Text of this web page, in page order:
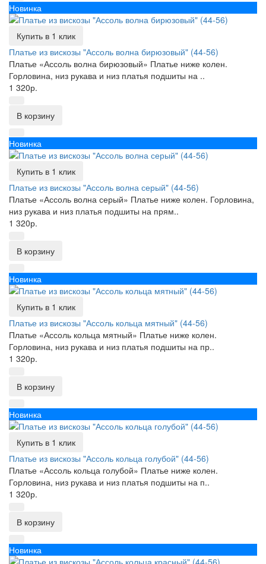
Новинка
Купить в 1 клик
Платье из вискозы "Ассоль волна бирюзовый" (44-56)
Платье «Ассоль волна бирюзовый» Платье ниже колен.
Горловина, низ рукава и низ платья подшиты на ..
1 320р.
В корзину
Новинка
Купить в 1 клик
Платье из вискозы "Ассоль волна серый" (44-56)
Платье «Ассоль волна серый» Платье ниже колен. Горловина,
низ рукава и низ платья подшиты на прям..
1 320р.
В корзину
Новинка
Купить в 1 клик
Платье из вискозы "Ассоль кольца мятный" (44-56)
Платье «Ассоль кольца мятный» Платье ниже колен.
Горловина, низ рукава и низ платья подшиты на пр..
1 320р.
В корзину
Новинка
Купить в 1 клик
Платье из вискозы "Ассоль кольца голубой" (44-56)
Платье «Ассоль кольца голубой» Платье ниже колен.
Горловина, низ рукава и низ платья подшиты на п..
1 320р.
В корзину
Новинка